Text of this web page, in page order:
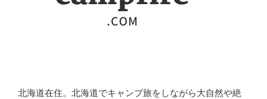
北海道在住。北海道でキャンプ旅をしながら大自然や絶